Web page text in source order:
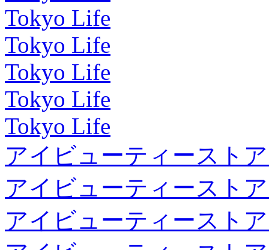
Tokyo Life
Tokyo Life
Tokyo Life
Tokyo Life
Tokyo Life
アイビューティースト
アイビューティースト
アイビューティースト